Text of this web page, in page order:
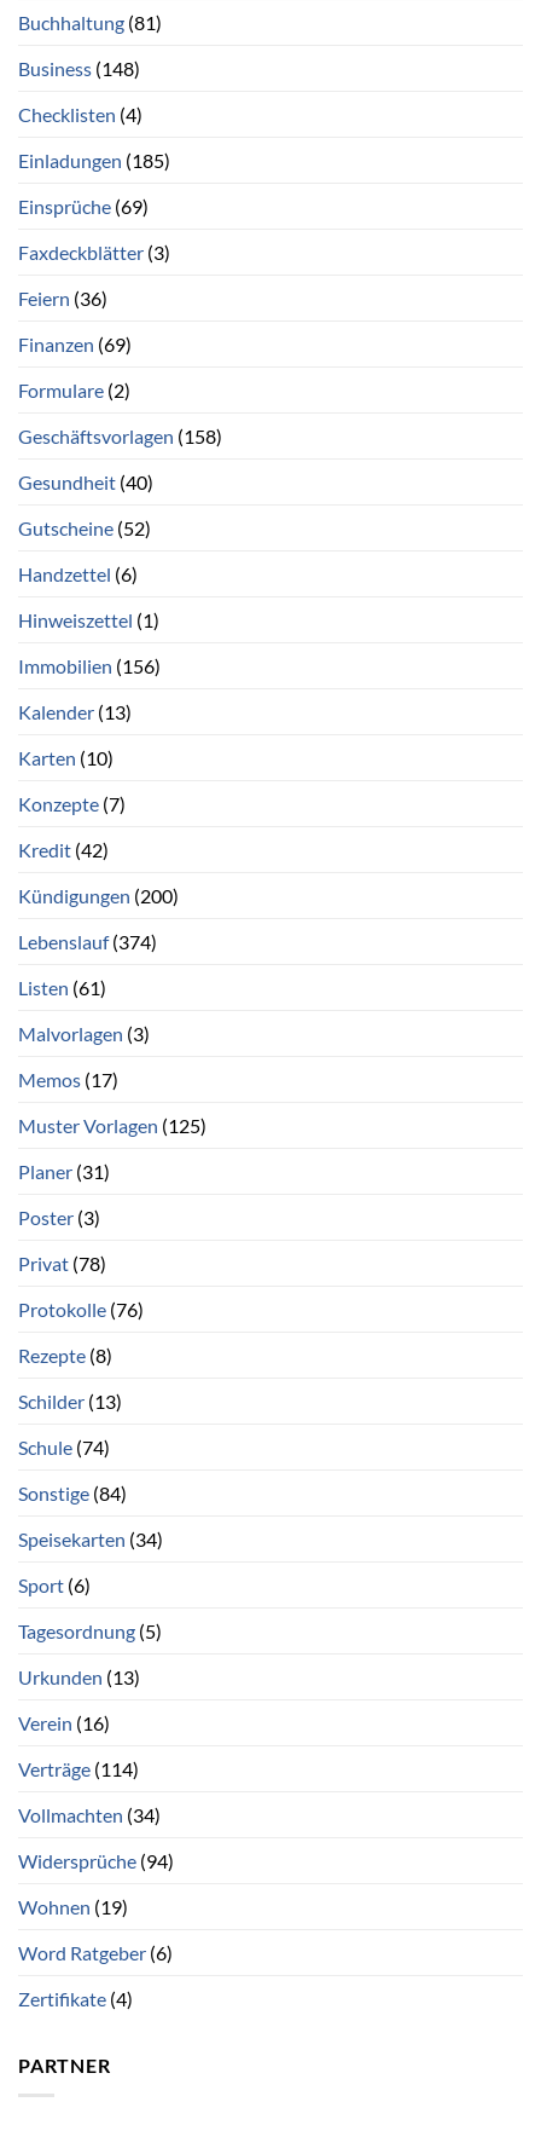
Buchhaltung (81)
Business (148)
Checklisten (4)
Einladungen (185)
Einsprüche (69)
Faxdeckblätter (3)
Feiern (36)
Finanzen (69)
Formulare (2)
Geschäftsvorlagen (158)
Gesundheit (40)
Gutscheine (52)
Handzettel (6)
Hinweiszettel (1)
Immobilien (156)
Kalender (13)
Karten (10)
Konzepte (7)
Kredit (42)
Kündigungen (200)
Lebenslauf(374)
Listen (61)
Malvorlagen (3)
Memos (17)
Muster Vorlagen (125)
Planer (31)
Poster (3)
Privat (78)
Protokolle (76)
Rezepte (8)
Schilder (13)
Schule (74)
Sonstige (84)
Speisekarten (34)
Sport (6)
Tagesordnung (5)
Urkunden (13)
Verein (16)
Verträge (114)
Vollmachten (34)
Widersprüche (94)
Wohnen (19)
Word Ratgeber (6)
Zertifikate (4)
PARTNER